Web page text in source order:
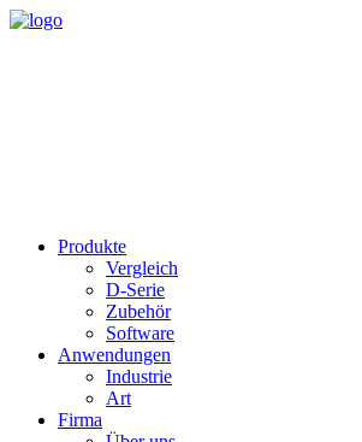
Produkte
Vergleich
D-Serie
Zubehör
Software
Anwendungen
Industrie
Art
Firma